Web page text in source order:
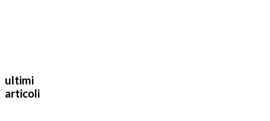
ultimi
articoli